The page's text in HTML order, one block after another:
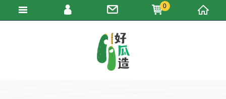
0
會員登入
加入會員